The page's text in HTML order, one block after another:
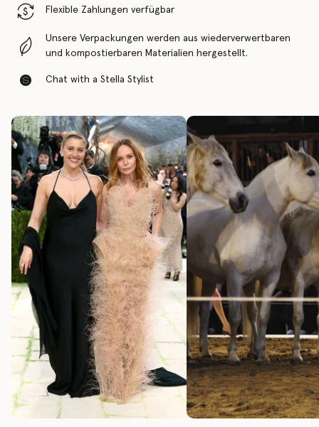
Flexible Zahlungen verfügbar
Unsere Verpackungen werden aus wiederverwertbaren
und kompostierbaren Materialien hergestellt.
Chat with a Stella Stylist